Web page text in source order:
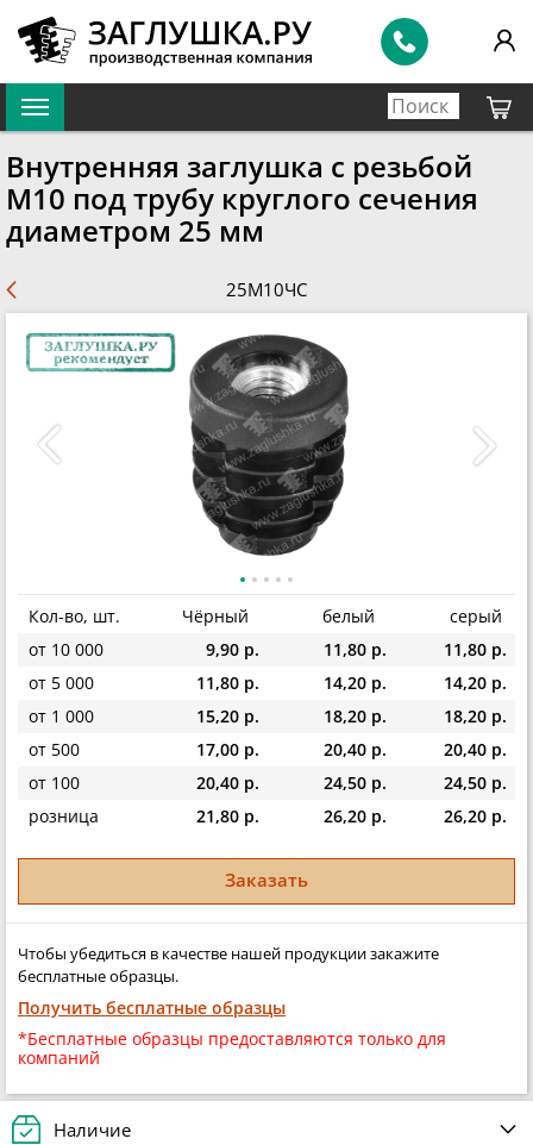
Внутренняя заглушка с резьбой
М10 под трубу круглого сечения
диаметром 25 мм
25М10ЧС
Кол-во, шт. Чёрный белый
серый
от 10 000
9,90 р. 11,80 р.
11,80 р.
от 5 000
11,80 р. 14,20 р.
14,20 р.
от 1 000
15,20 р. 18,20 р.
18,20 р.
от 500
17,00 р. 20,40 р.
20,40 р.
от 100
20,40 р. 24,50 р.
24,50 р.
розница
21,80 р. 26,20 р. 26,20 р.
Заказать
Чтобы убедиться в качестве нашей продукции закажите
бесплатные образцы.
Получить бесплатные образцы
*Бесплатные образцы предоставляются только для
компаний
Наличие